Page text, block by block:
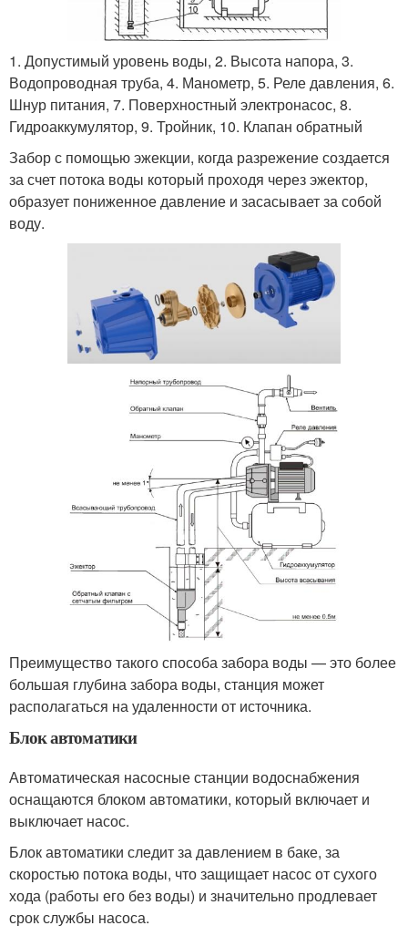
1. Допустимый уровень воды, 2. Высота напора, 3.
Водопроводная труба, 4. Манометр, 5. Реле давления, 6.
Шнур питания, 7. Поверхностный электронасос, 8.
Гидроаккумулятор, 9. Тройник, 10. Клапан обратный
Забор с помощью эжекции, когда разрежение создается
за счет потока воды который проходя через эжектор,
образует пониженное давление и засасывает за собой
воду.
Преимущество такого способа забора воды — это более
большая глубина забора воды, станция может
располагаться на удаленности от источника.
Блок автоматики
Автоматическая насосные станции водоснабжения
оснащаются блоком автоматики, который включает и
выключает насос.
Блок автоматики следит за давлением в баке, за
скоростью потока воды, что защищает насос от сухого
хода (работы его без воды) и значительно продлевает
срок службы насоса.